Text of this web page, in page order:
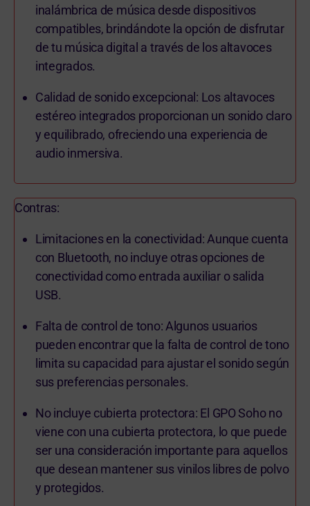
inalámbrica de música desde dispositivos
compatibles, brindándote la opción de disfrutar
de tu música digital a través de los altavoces
integrados.
Calidad de sonido excepcional: Los altavoces
estéreo integrados proporcionan un sonido claro
y equilibrado, ofreciendo una experiencia de
audio inmersiva.
Contras:
Limitaciones en la conectividad: Aunque cuenta
con Bluetooth, no incluye otras opciones de
conectividad como entrada auxiliar o salida
USB.
Falta de control de tono: Algunos usuarios
pueden encontrar que la falta de control de tono
limita su capacidad para ajustar el sonido según
sus preferencias personales.
No incluye cubierta protectora: El GPO Soho no
viene con una cubierta protectora, lo que puede
ser una consideración importante para aquellos
que desean mantener sus vinilos libres de polvo
y protegidos.